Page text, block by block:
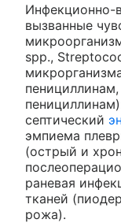
Инфекционно-
вызванные
spp.,
септический
эмпиема
(острый и
раневая
тканей
рожа).